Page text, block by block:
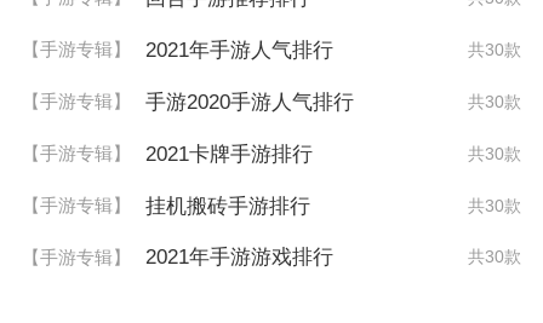
【手游专辑】 2021年手游人气排行 共30款
【手游专辑】 手游2020手游人气排行 共30款
【手游专辑】 2021卡牌手游排行 共30款
【手游专辑】 挂机搬砖手游排行 共30款
【手游专辑】 2021年手游游戏排行 共30款